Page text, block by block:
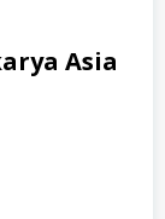
Asia